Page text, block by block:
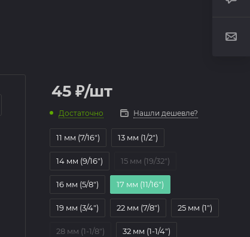
45 ₽/шт
Достаточно Нашли дешевле?
11 мм (7/16") 13 мм (1/2")
14 мм (9/16") 15 мм (19/32")
16 мм (5/8") 17 мм (11/16")
19 мм (3/4") 22 мм (7/8") 25 мм (1")
28 мм (1-1/8") 32 мм (1-1/4")